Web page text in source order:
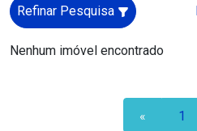
Refinar Pesquisa
Nenhum imóvel encontrado
« 1